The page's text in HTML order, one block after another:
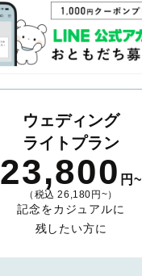
ウェディング
ライトプラン
23,800 円~
（税込 26,180円~）
記念をカジュアルに
残したい方に